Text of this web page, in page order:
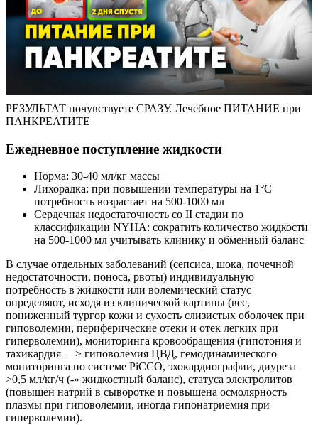
РЕЗУЛЬТАТ почувствуете СРАЗУ. Лечебное ПИТАНИЕ при
ПАНКРЕАТИТЕ
Ежедневное поступление жидкости
Норма: 30-40 мл/кг массы
Лихорадка: при повышении температуры на 1°С
потребность возрастает на 500-1000 мл
Сердечная недостаточность со II стадии по
классификации NYHA: сократить количество жидкости
на 500-1000 мл учитывать клинику и обменный баланс
В случае отдельных заболеваний (сепсиса, шока, почечной
недостаточности, поноса, рвоты) индивидуальную
потребность в жидкости или волемический статус
определяют, исходя из клинической картины (вес,
пониженный тургор кожи и сухость слизистых оболочек при
гиповолемии, периферические отеки и отек легких при
гиперволемии), мониторинга кровообращения (гипотония и
тахикардия —> гиповолемия ЦВД, гемодинамического
мониторинга по системе PiCCO, эхокардиографии, диуреза
>0,5 мл/кг/ч (-» жидкостный баланс), статуса электролитов
(повышен натрий в сыворотке и повышена осмолярность
плазмы при гиповолемии, иногда гипонатриемия при
гиперволемии).